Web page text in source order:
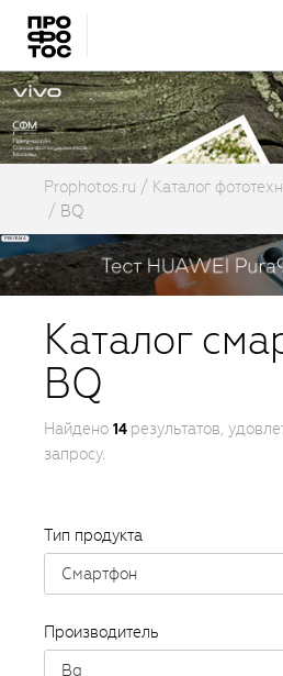
Prophotos.ru Каталог
BQ
Каталог
BQ
Найдено 14 результатов,
запросу.
Тип продукта
Смартфон
Производитель
Bq